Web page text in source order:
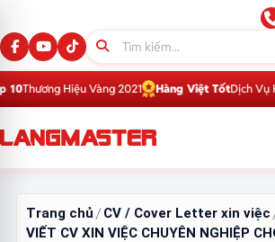
Vàng 2021 Hàng Việt TốtDịch Vụ Hoàn Hảo
Trang chủ /CV / Cover Letter xin việc
VIẾT CV XIN VIỆC CHUYÊN NGHIỆP